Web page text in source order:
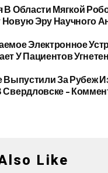
В Области Мягкой
Эру Научного
Электронное
У Пациентов
Выпустили За Рубеж
–
Like